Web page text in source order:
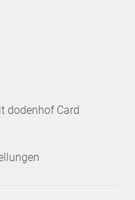
dodenhof Card